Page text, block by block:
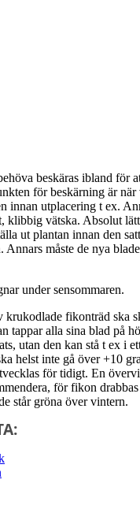
beskäras ibland för
för beskärning är
innan utplacering t ex.
klibbig vätska. Absolut
ut plantan innan den
Annars måste de nya
krukodlade fikonträd ska
tappar alla sina blad på
utan den kan stå t ex i
helst inte gå över +10
för tidigt. En
för fikon
står gröna över vintern.